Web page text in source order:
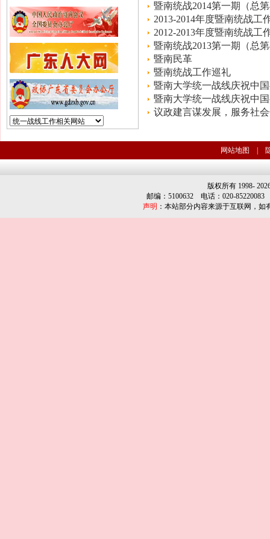
暨南统战2014第一期（总
2013-2014年度暨南统战工
2012-2013年度暨南统战工
暨南统战2013第一期（总
暨南民革
暨南统战工作巡礼
暨南大学统一战线庆祝中
暨南大学统一战线庆祝中
议政建言谋发展，服务社
网站地图
版权所有 1998-
邮编：5100632 电话：020-
声明 ：本站部分内容来源于互联网，如